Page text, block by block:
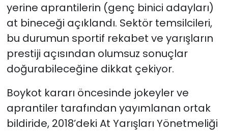
yerine aprantilerin (genç binici adayları)
at bineceği açıklandı. Sektör temsilcileri,
bu durumun sportif rekabet ve yarışların
prestiji açısından olumsuz sonuçlar
doğurabileceğine dikkat çekiyor.
Boykot kararı öncesinde jokeyler ve
aprantiler tarafından yayımlanan ortak
bildiride, 2018’deki At Yarışları Yönetmeliği